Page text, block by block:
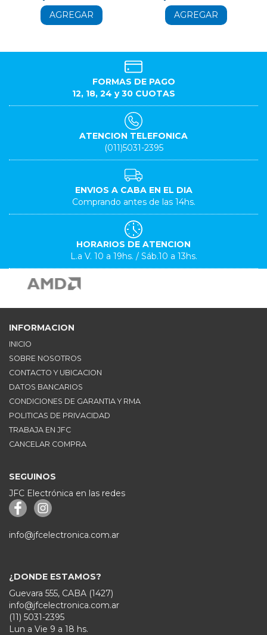
AGREGAR AGREGAR
FORMAS DE PAGO
12, 18, 24 y 30 CUOTAS
ATENCION TELEFONICA
(011)5031-2395
ENVIOS A CABA EN EL DIA
Comprando antes de las 14hs.
HORARIOS DE ATENCION
L.a V. 10 a 19hs. / Sáb.10 a 13hs.
INFORMACION
INICIO
SOBRE NOSOTROS
CONTACTO Y UBICACION
DATOS BANCARIOS
CONDICIONES DE GARANTIA Y RMA
POLITICAS DE PRIVACIDAD
TRABAJA EN JFC
CANCELAR COMPRA
SEGUINOS
JFC Electrónica en las redes
info@jfcelectronica.com.ar
¿DONDE ESTAMOS?
Guevara 555, CABA (1427)
info@jfcelectronica.com.ar
(11) 5031-2395
Lun a Vie 9 a 18 hs.